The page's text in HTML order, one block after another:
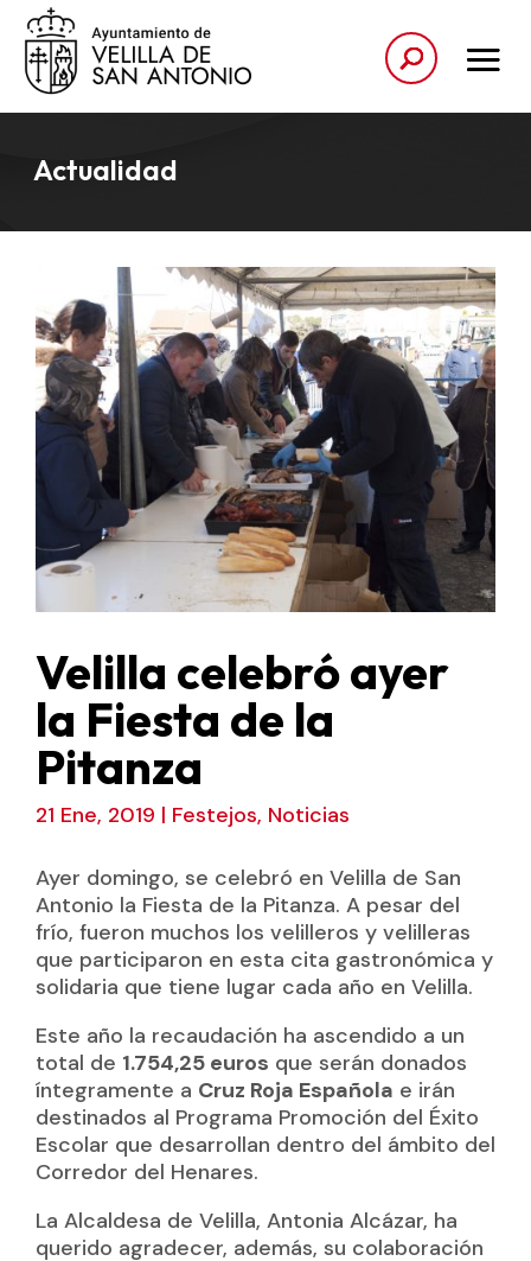
Actualidad
Velilla celebró ayer
la Fiesta de la
Pitanza
21 Ene, 2019 | Festejos, Noticias
Ayer domingo, se celebró en Velilla de San
Antonio la Fiesta de la Pitanza. A pesar del
frío, fueron muchos los velilleros y velilleras
que participaron en esta cita gastronómica y
solidaria que tiene lugar cada año en Velilla.
Este año la recaudación ha ascendido a un
total de 1.754,25 euros que serán donados
íntegramente a Cruz Roja Española e irán
destinados al Programa Promoción del Éxito
Escolar que desarrollan dentro del ámbito del
Corredor del Henares.
La Alcaldesa de Velilla, Antonia Alcázar, ha
querido agradecer, además, su colaboración